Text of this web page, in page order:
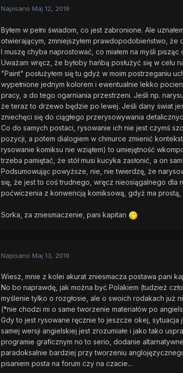
Napisano Maj 12, 2019
Byłem w pełni świadom, co jest zabronione. Ale
otwierającym, zmniejszyłem prawdopodobieństwo,
I muszę chyba naprostować, co miałem na myśli
Uważam wręcz, że byłoby hańbą posłużyć się w celu
"Paint" posłużyłem się tu gdyż w moim postrzeganiu
wypełnione jednym kolorem i ewentualnie lekko
pracy, a do tego ogarniania przestrzeni. Jeśli np.
że teraz to drzewo będzie po lewej. Jeśli dany świat
zniechęci się do ciągłego przerysowywania
Co do samych postaci, rysowanie ich nie jest czymś
pozycji, a potem dialogiem w chmurce zmienić
rysowanie komiksu nie wziąłem) to umiejętność
trzeba pamiętać, że stół musi kucyka zasłonić, a on
Podsumowując powyższe, nie, nie twierdzę, że
się, że jest to coś trudnego, wręcz nieosiągalnego dla
poćwiczenia z konwencją komiksową, gdyż ma
Sorka, za zniesmaczenie, pani kapitan
Napisano Maj 13, 2019
Wiesz, mnie z kolei akurat zniesmacza postawa pani
No bo naprawdę, jak można być Polakiem (tudzież
myślenie tylko o rozgłosie, ale o swoich rodakach już
(*nie chodzi mi o same tworzenie materiałów po
Gdy to jest rysowane ręcznie to jeszcze okej,
samej wersji angielskiej jest zrozumiałe i jako tako
programie graficznym no to serio, dodanie
paradoksalnie bardziej przy tworzeniu
pisaniem posta na forum czy na czacie...